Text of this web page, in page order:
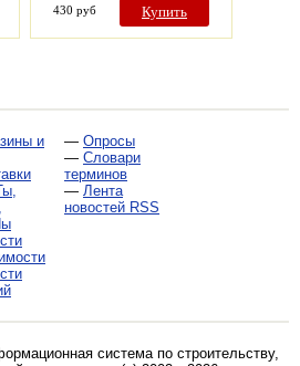
430 руб Купить
и
— Опросы
— Словари
терминов
— Лента
новостей RSS
система по строительству,